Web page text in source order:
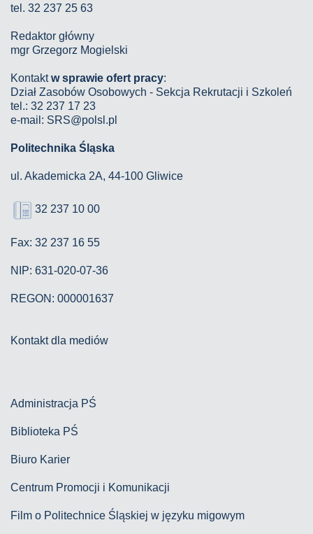
tel. 32 237 25 63
Redaktor główny
mgr Grzegorz Mogielski
Kontaktw sprawie ofert pracy:
Dział Zasobów Osobowych - Sekcja Rekrutacji i Szkoleń
tel.: 32 237 17 23
e-mail: SRS@polsl.pl
Politechnika Śląska
ul. Akademicka 2A, 44-100 Gliwice
32 237 10 00
Fax: 32 237 16 55
NIP: 631-020-07-36
REGON: 000001637
Kontakt dla mediów
Administracja PŚ
Biblioteka PŚ
Biuro Karier
Centrum Promocji i Komunikacji
Film o Politechnice Śląskiej w języku migowym